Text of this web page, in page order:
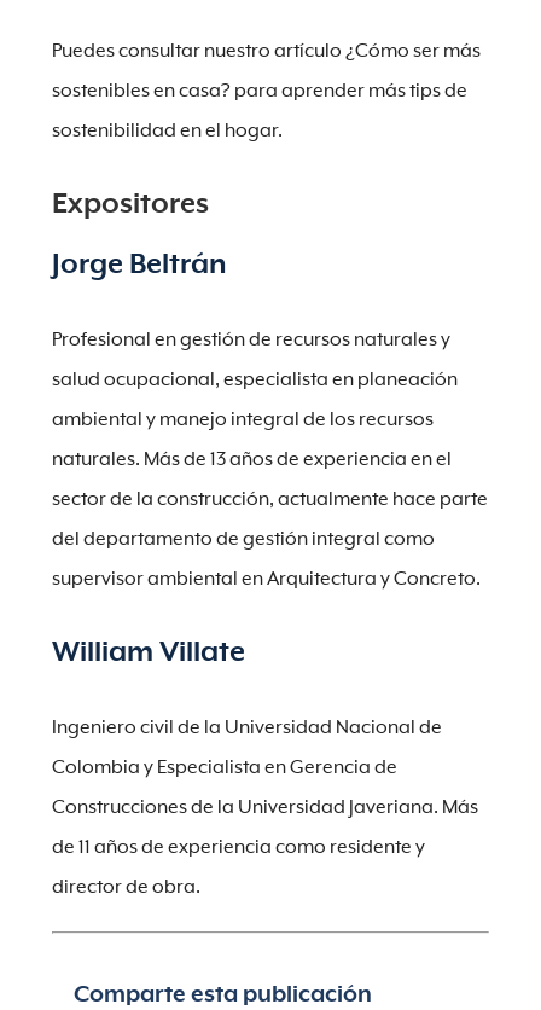
Puedes consultar nuestro artículo ¿Cómo ser más
sostenibles en casa? para aprender más tips de
sostenibilidad en el hogar.
Expositores
Jorge Beltrán
Profesional en gestión de recursos naturales y
salud ocupacional, especialista en planeación
ambiental y manejo integral de los recursos
naturales. Más de 13 años de experiencia en el
sector de la construcción, actualmente hace parte
del departamento de gestión integral como
supervisor ambiental en Arquitectura y Concreto.
William Villate
Ingeniero civil de la Universidad Nacional de
Colombia y Especialista en Gerencia de
Construcciones de la Universidad Javeriana. Más
de 11 años de experiencia como residente y
director de obra.
Comparte esta publicación